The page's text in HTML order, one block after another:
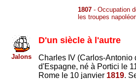
1807 - Occupation
les troupes
Jalons
D'un siècle à l'autre
Charles IV (Carlos-Antonio
d'Espagne, né à Portici le
Rome le 10 janvier 1819.